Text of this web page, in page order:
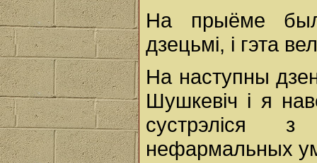
На прыёме
дзецьмі, і гэта
На наступны
Шушкевіч і я
сустрэліся з
нефармальных